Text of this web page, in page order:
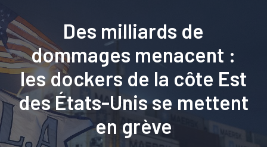
Des milliards de
dommages menacent :
les dockers de la côte Est
des États-Unis se mettent
en grève